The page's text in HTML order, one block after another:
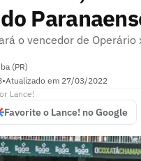
o vencedor de Operário
(PR)
•Atualizado em 27/03/2022
Lance!
Favorite o Lance! no Google